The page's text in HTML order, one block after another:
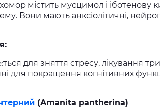
містить мусцимол і
Вони мають анксіолітичні,
для зняття стресу, лікування
для покращення когнітивних
(Amanita pantherina)